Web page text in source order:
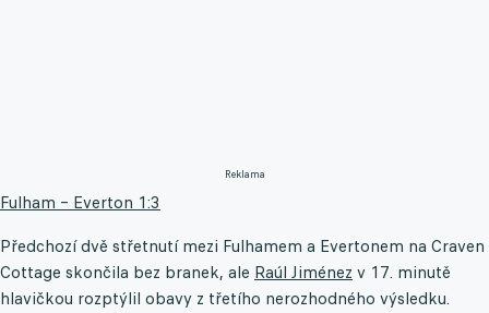
Reklama
Fulham – Everton 1:3
Předchozí dvě střetnutí mezi Fulhamem a Evertonem na Craven
Cottage skončila bez branek, ale Raúl Jiménez v 17. minutě
hlavičkou rozptýlil obavy z třetího nerozhodného výsledku.